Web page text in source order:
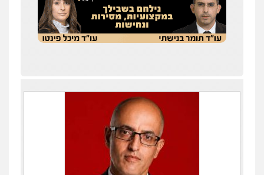
עו"ד אתנה אדרי
פשיעה חמורה כלכלי פלילי מעצרים
וחקירות עורכי דין לענייני אסירים
עו"ד אייל אוחיון
עורכי דין לענייני אסירים
וחקירות
0523602602
עו"ד עינב יתח
פשיעה חמורה